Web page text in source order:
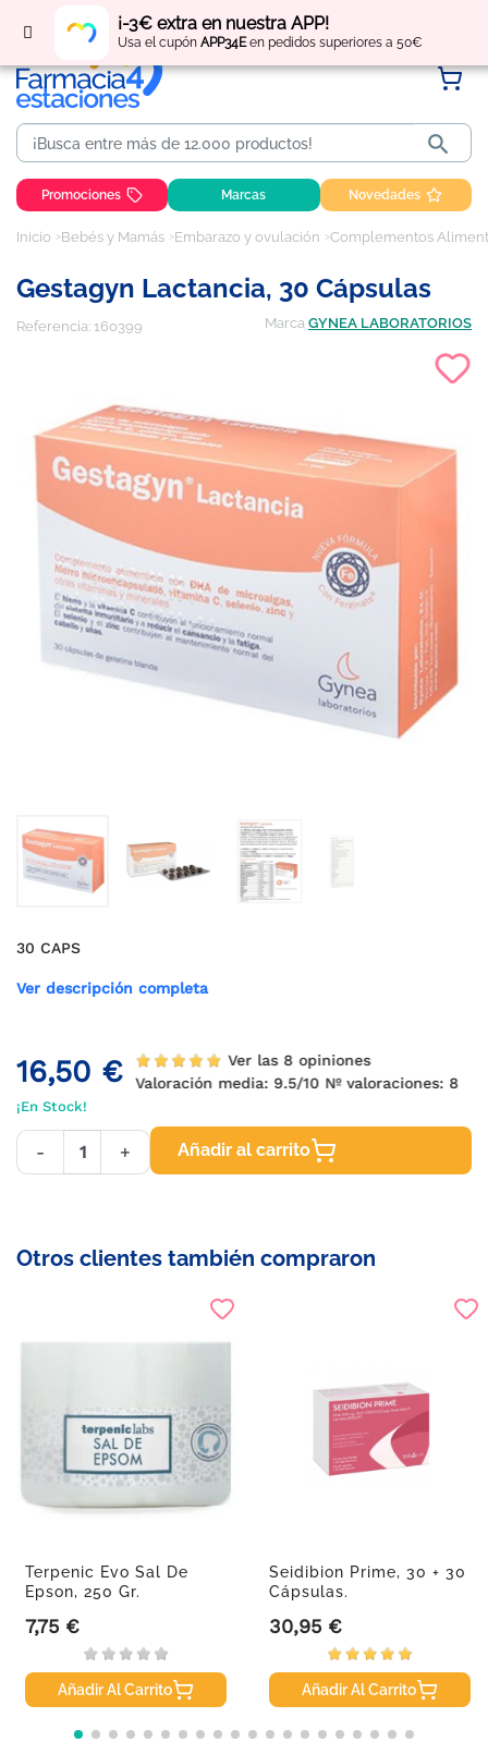
¡-3€ extra en nuestra APP!
Usa el cupón APP34Een pedidos superiores a 50€
Regístratey obtén puntos por tus compras

Promociones Marcas Novedades
Inicio Bebés y Mamás Embarazo y ovulación Complementos
Gestagyn Lactancia, 30 Cápsulas
Referencia: 160399 Marca GYNEA LABORATORIOS
30 CAPS
Ver descripción completa
16,50 €
Ver las 8 opiniones
Valoración media:9.5/10 Nº valoraciones:8
¡En Stock!
- + Añadir al carrito
Otros clientes también compraron
Terpenic Evo Sal De
Epson, 250 Gr.
Precio
7,75 €
Añadir Al Carrito
Seidibion Prime, 30 + 30
Cápsulas.
Precio
30,95 €
Añadir Al Carrito